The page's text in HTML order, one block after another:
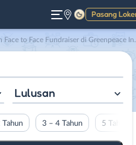
Pasang
Gelap
to Face Fundraiser di Greenpeace Indonesia
Lulusan
Tahun 3 – 4 Tahun 5 Tahun